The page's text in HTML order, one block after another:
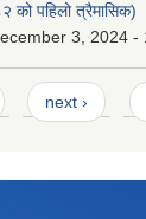
पहिलो त्रैमासिक)
3, 2024 -
next ›